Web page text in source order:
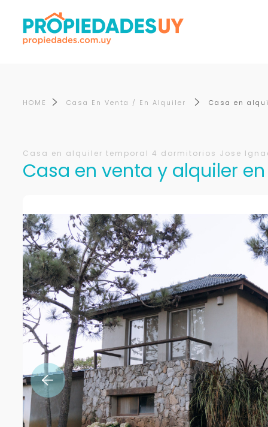
HOME Casa En Venta / En Alquiler Casa en
Casa en alquiler temporal 4 dormitorios Jose
Casa en venta y alquiler